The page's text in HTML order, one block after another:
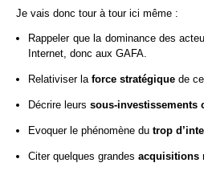
Je vais donc tour à tour ici même :
Rappeler que la dominance des
Internet, donc aux GAFA.
Relativiser laforce stratégiquede
Décrire leurssous-investissements
Evoquer le phénomène dutrop
Citer quelques grandesacquisitions